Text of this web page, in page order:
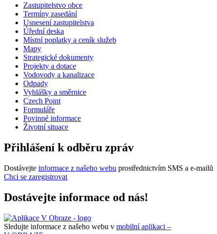
Zastupitelstvo obce
Termíny zasedání
Usnesení zastupitelstva
Úřední deska
Místní poplatky a ceník služeb
Mapy
Strategické dokumenty
Projekty a dotace
Vodovody a kanalizace
Odpady
Vyhlášky a směrnice
Czech Point
Formuláře
Povinné informace
Životní situace
Přihlášení k odběru zpráv
Dostávejte informace z našeho webu prostřednictvím SMS a e-mailů
Chci se zaregistrovat
Dostávejte informace od nás!
Sledujte informace z našeho webu v mobilní aplikaci –